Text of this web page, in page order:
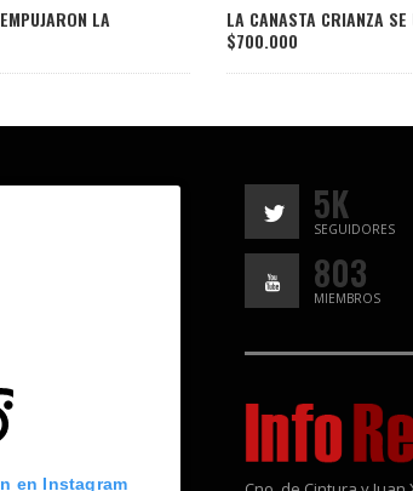
LA
LA CANASTA CRIANZA
$700.000
en Instagram
5K
SEGUIDORES
803
MIEMBROS